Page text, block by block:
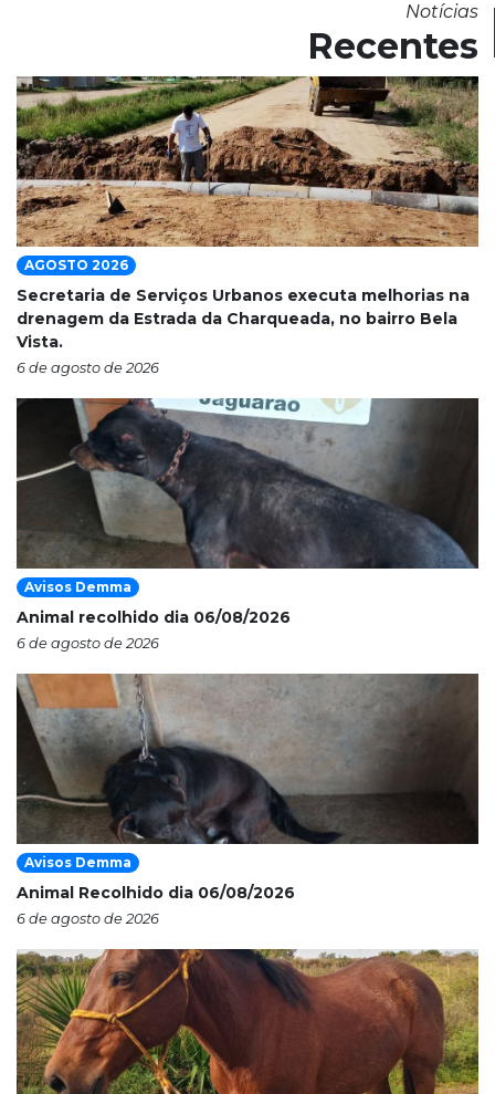
Notícias
Recentes
AGOSTO 2026
Secretaria de Serviços Urbanos executa melhorias na
drenagem da Estrada da Charqueada, no bairro Bela
Vista.
6 de agosto de 2026
Avisos Demma
Animal recolhido dia 06/08/2026
6 de agosto de 2026
Avisos Demma
Animal Recolhido dia 06/08/2026
6 de agosto de 2026